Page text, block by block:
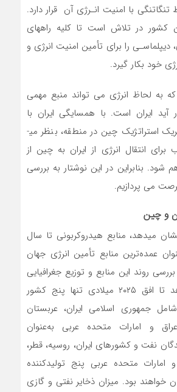
تنگاتنگی با امنیت انـرژی آن قرار دارد.
کشور در تلاش است تا کلیه راههای
دیپلماسـی را برای تأمین امنیت انرژی و
خود بکار گیرد.
به لحاظ انرژی می تواند منبع مهمی
ایران است. با همسایگی ایران با
کشور پاکستان، شریک استراتژیک چین در منطقه، بنظر می­
انتقال انرژی از ایران به چین از
شود. بنابراین در این نوشتار به بررسی
می پردازیم.
و چین
می­دهد، منابع هیدروکربونی تا سال
عمده‌ترین منابع تأمین انرژی جهان
روند این منابع و توزیع جغرافیایی
آن‌ها نشان می‌دهد تا افق ۲۰۲۵ میلادی تنها پنج کشور
جمهوری اسلامی ایران، عربستان
و امارات متحده عربی به‌عنوان
نفت و کشورهای ایران، روسیه، قطر،
متحده عربی پنج تولیدکننده
خواهند بود. میزان ذخایر نفتی و گازی